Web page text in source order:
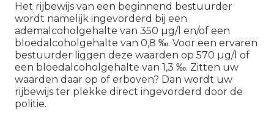
Het rijbewijs van een beginnend bestuurder
wordt namelijk ingevorderd bij een
ademalcoholgehalte van 350 µg/l en/of een
bloedalcoholgehalte van 0,8 ‰. Voor een ervaren
bestuurder liggen deze waarden op 570 µg/l of
een bloedalcoholgehalte van 1,3 ‰. Zitten uw
waarden daar op of erboven? Dan wordt uw
rijbewijs ter plekke direct ingevorderd door de
politie.